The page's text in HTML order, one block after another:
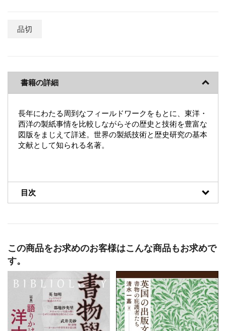
品切
書籍の詳細
長年にわたる周到なフィールドワークをもとに、東洋・
西洋の製紙事情を比較しながらその歴史と技術を豊富な
図版をまじえて詳述。世界の製紙技術と歴史研究の基本
文献として知られる名著。
目次
この商品をお求めのお客様はこんな商品もお求めで
す。